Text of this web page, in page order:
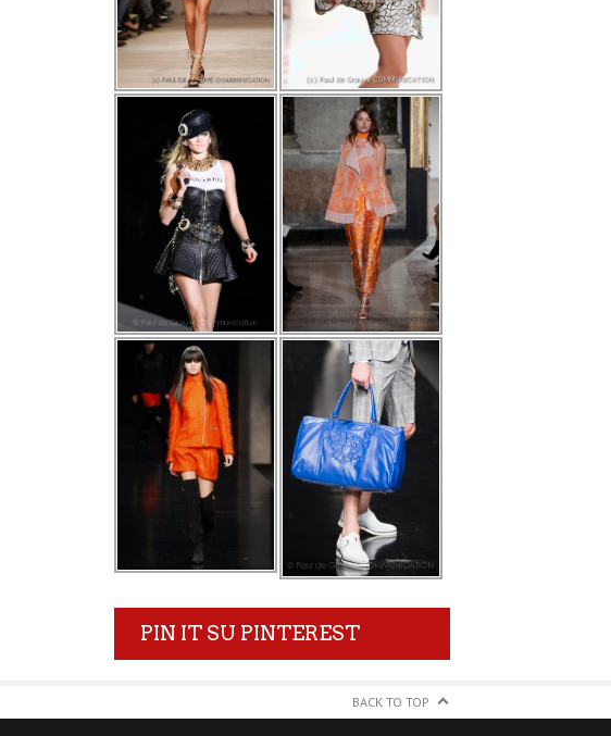
PIN IT SU PINTEREST
BACK TO TOP